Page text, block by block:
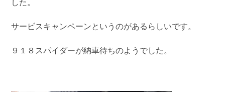
した。
サービスキャンペーンというのがあるらしいです。
９１８スパイダーが納車待ちのようでした。